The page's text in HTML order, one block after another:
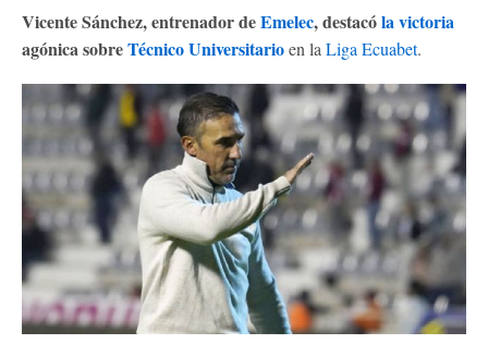
Vicente Sánchez, entrenador deEmelec, destacóla victoria
agónica sobreTécnico Universitarioen la Liga Ecuabet.